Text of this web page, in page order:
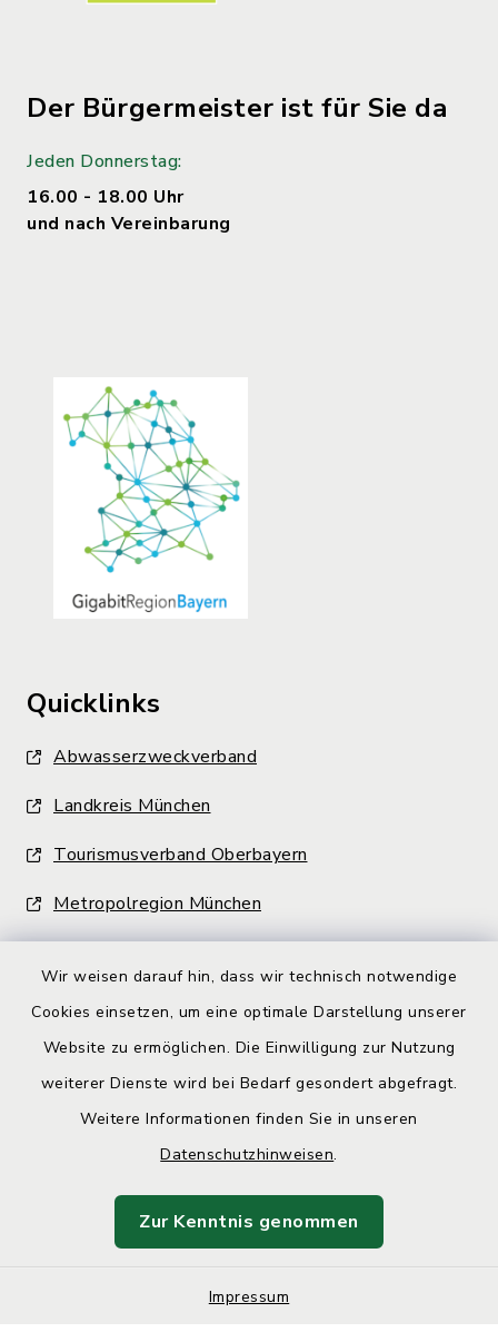
Wir weisen darauf hin, dass wir technisch notwendige
Cookies einsetzen, um eine optimale Darstellung unserer
Website zu ermöglichen. Die Einwilligung zur Nutzung
weiterer Dienste wird bei Bedarf gesondert abgefragt.
Weitere Informationen finden Sie in unseren
Datenschutzhinweisen.
Zur Kenntnis genommen
Impressum
Der Bürgermeister ist für Sie da
Jeden Donnerstag:
16.00 - 18.00 Uhr
und nach Vereinbarung
Quicklinks
Abwasserzweckverband
Landkreis München
Tourismusverband Oberbayern
Metropolregion München
Barrierefreiheit
Sitemap